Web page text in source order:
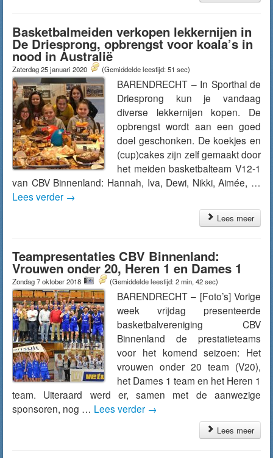
Basketbalmeiden verkopen lekkernijen in
De Driesprong, opbrengst voor koala’s in
nood in Australië
Zaterdag 25 januari 2020 (Gemiddelde leestijd: 51 sec)
BARENDRECHT – In Sporthal de
Driesprong kun je vandaag
diverse lekkernijen kopen. De
opbrengst wordt aan een goed
doel geschonken. De koekjes en
(cup)cakes zijn zelf gemaakt door
het meiden basketbalteam V12-1
van CBV Binnenland: Hannah, Iva, Dewi, Nikki, Aimée, …
Lees verder →
Lees meer
Teampresentaties CBV Binnenland:
Vrouwen onder 20, Heren 1 en Dames 1
Zondag 7 oktober 2018 (Gemiddelde leestijd: 2 min, 42 sec)
BARENDRECHT – [Foto’s] Vorige
week vrijdag presenteerde
basketbalvereniging CBV
Binnenland de prestatieteams
voor het komend seizoen: Het
vrouwen onder 20 team (V20),
het Dames 1 team en het Heren 1
team. Uiteraard werd er, samen met de aanwezige
sponsoren, nog … Lees verder →
Lees meer